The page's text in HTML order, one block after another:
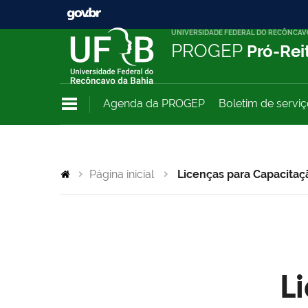
UNIVERSIDADE FEDERAL DO
PROGEP Pró-
Agenda da PROGEP Boletim de
Página inicial Licenças para